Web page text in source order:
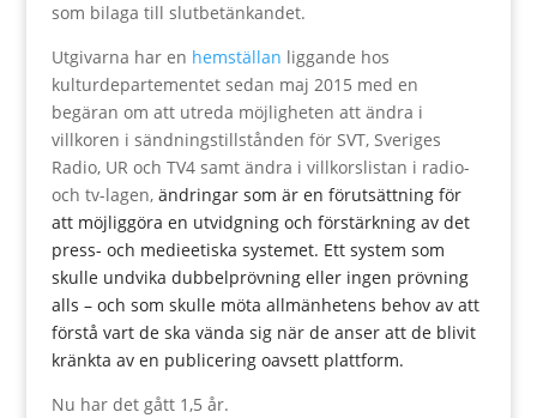
som bilaga till slutbetänkandet.
Utgivarna har en hemställan liggande hos
kulturdepartementet sedan maj 2015 med en
begäran om att utreda möjligheten att ändra i
villkoren i sändningstillstånden för SVT, Sveriges
Radio, UR och TV4 samt ändra i villkorslistan i radio-
och tv-lagen, ändringar som är en förutsättning för
att möjliggöra en utvidgning och förstärkning av det
press- och medieetiska systemet. Ett system som
skulle undvika dubbelprövning eller ingen prövning
alls – och som skulle möta allmänhetens behov av att
förstå vart de ska vända sig när de anser att de blivit
kränkta av en publicering oavsett plattform.
Nu har det gått 1,5 år.